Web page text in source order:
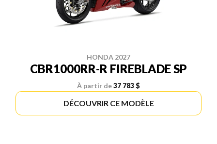
HONDA 2027
CBR1000RR-R FIREBLADE SP
À partir de37 783 $
DÉCOUVRIR CE MODÈLE